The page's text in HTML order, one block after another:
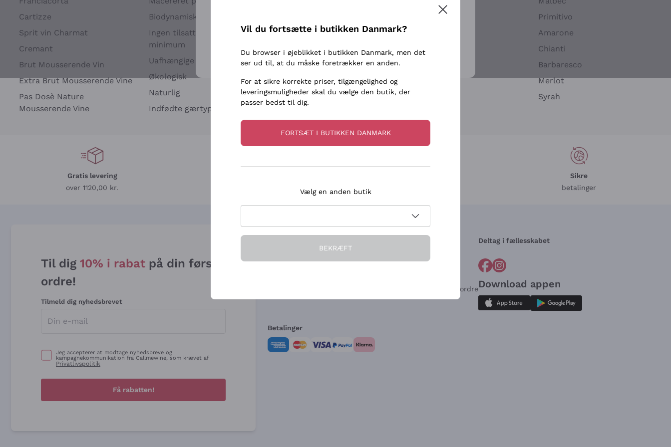
Cartizze
Sprit vin Charmat
Cremant
Brut Mousserende Vin
Extra Brut Mousserende Vine
Pas Dosè Nature
Mousserende Vine
Biodynamisk
Ingen tilsatte sulfitter eller
minimum
Uafhængige Vinavlere
Økologisk
Naturlig
Indfødte gærtyper
Biondi Santi
Franz Haas
Argiolas
Zenato
Ca' dei Frati
Ribolla Gialla
Sauvignon
Primitivo
Amarone
Chianti
Barbaresco
Merlot
Syrah
Gratis levering
over 1120,00 kr.
Sikre
betalinger
Til dig 10% i rabat på din første
ordre!
Tilmeld dig nyhedsbrevet
Jeg accepterer at modtage nyhedsbreve og
kampagnekommunikation fra Callmewine, som krævet af
Privatlivspolitik
Få rabatten!
Hvem vi er
Kundeservice
Fortrydelsesformular for ordre
Deltag i fællesskabet
Download appen
Betalinger
Tilmeld
For flere oplysninger, læs voresPrivatlivspolitik
Vil du fortsætte i butikken Danmark?
Du browser i øjeblikket i butikken Danmark, men det
ser ud til, at du måske foretrækker en anden.
For at sikre korrekte priser, tilgængelighed og
leveringsmuligheder skal du vælge den butik, der
passer bedst til dig.
FORTSÆT I BUTIKKEN DANMARK
Vælg en anden butik
BEKRÆFT